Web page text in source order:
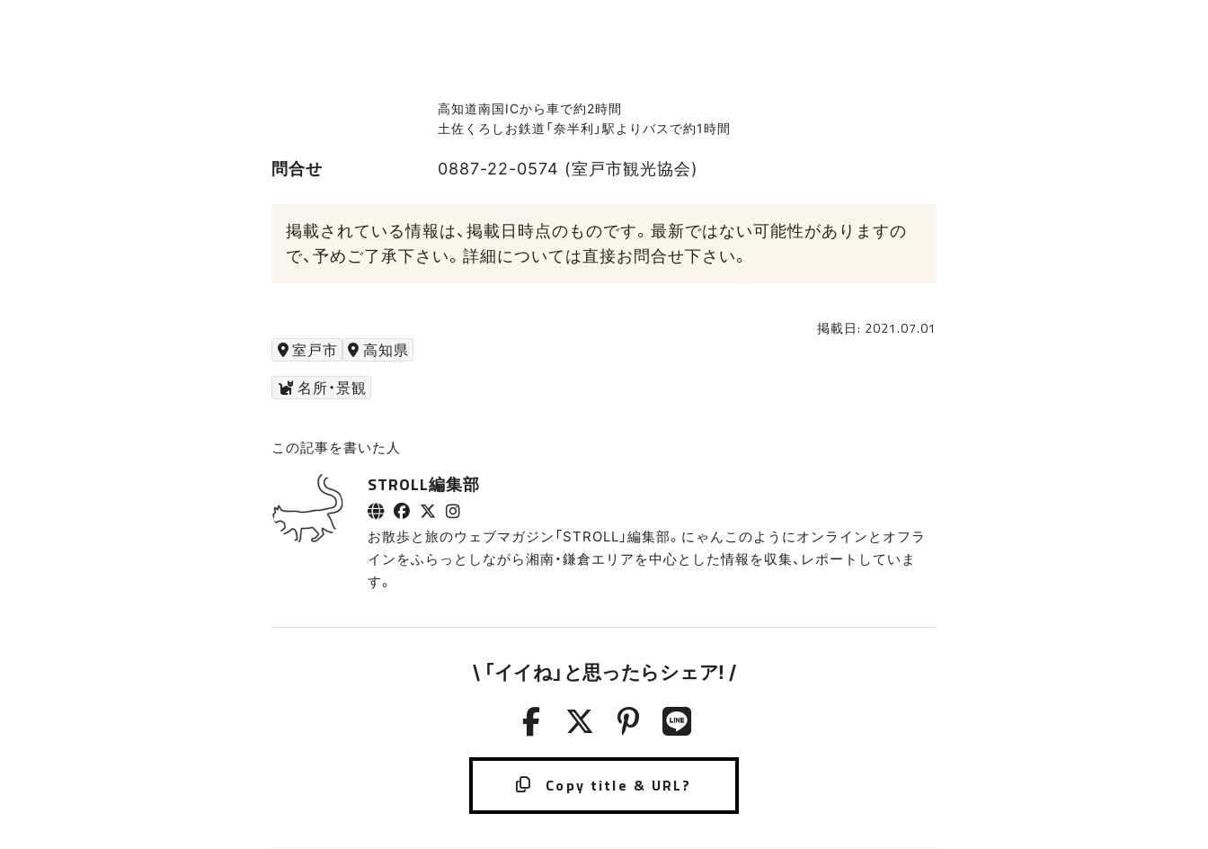
高知道南国ICから車で約2時間
土佐くろしお鉄道「奈半利」駅よりバスで約1時間
問合せ 0887-22-0574 (室戸市観光協会)
掲載されている情報は、掲載日時点のものです。最新ではない可能性がありますの
で、予めご了承下さい。詳細については直接お問合せ下さい。
掲載日: 2021.07.01
室戸市 高知県
名所・景観
この記事を書いた人
STROLL編集部
お散歩と旅のウェブマガジン「STROLL」編集部。にゃんこのようにオンラインとオフラ
インをふらっとしながら湘南・鎌倉エリアを中心とした情報を収集、レポートしていま
す。
\ 「イイね」と思ったらシェア! /